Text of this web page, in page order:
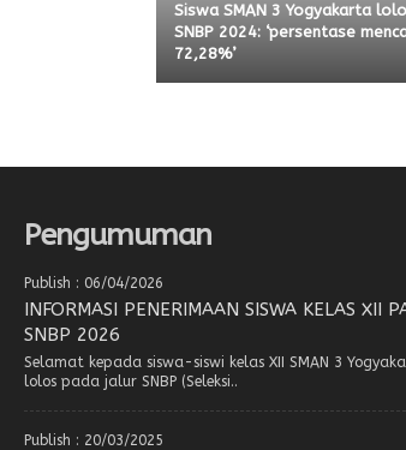
Siswa SMAN 3 Yogyakarta
SNBP 2024: ‘persentase
72,28%’
Pengumuman
Publish : 06/04/2026
INFORMASI PENERIMAAN SISWA KELAS XII
SNBP 2026
Selamat kepada siswa-siswi kelas XII SMAN 3
lolos pada jalur SNBP (Seleksi..
Publish : 20/03/2025